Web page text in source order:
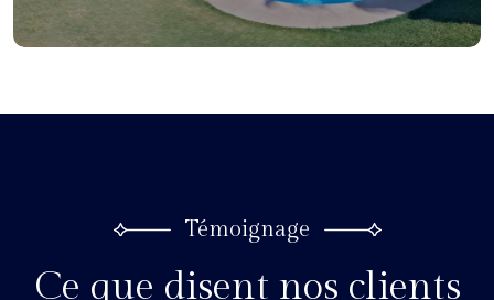
Témoignage
Ce que disent nos clients